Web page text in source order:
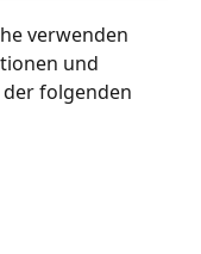
verwenden
und
folgenden